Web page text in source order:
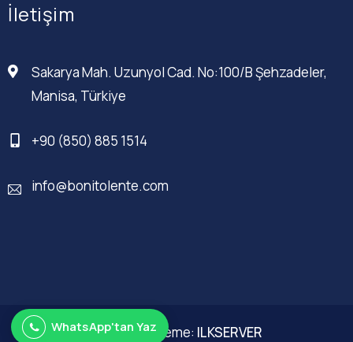
İletişim
Sakarya Mah. Uzunyol Cad. No:100/B Şehzadeler,
Manisa, Türkiye
+90 (850) 885 1514
info@bonitolente.com
Web Düzenleme: ILKSERVER
WhatsApp'tan Yaz